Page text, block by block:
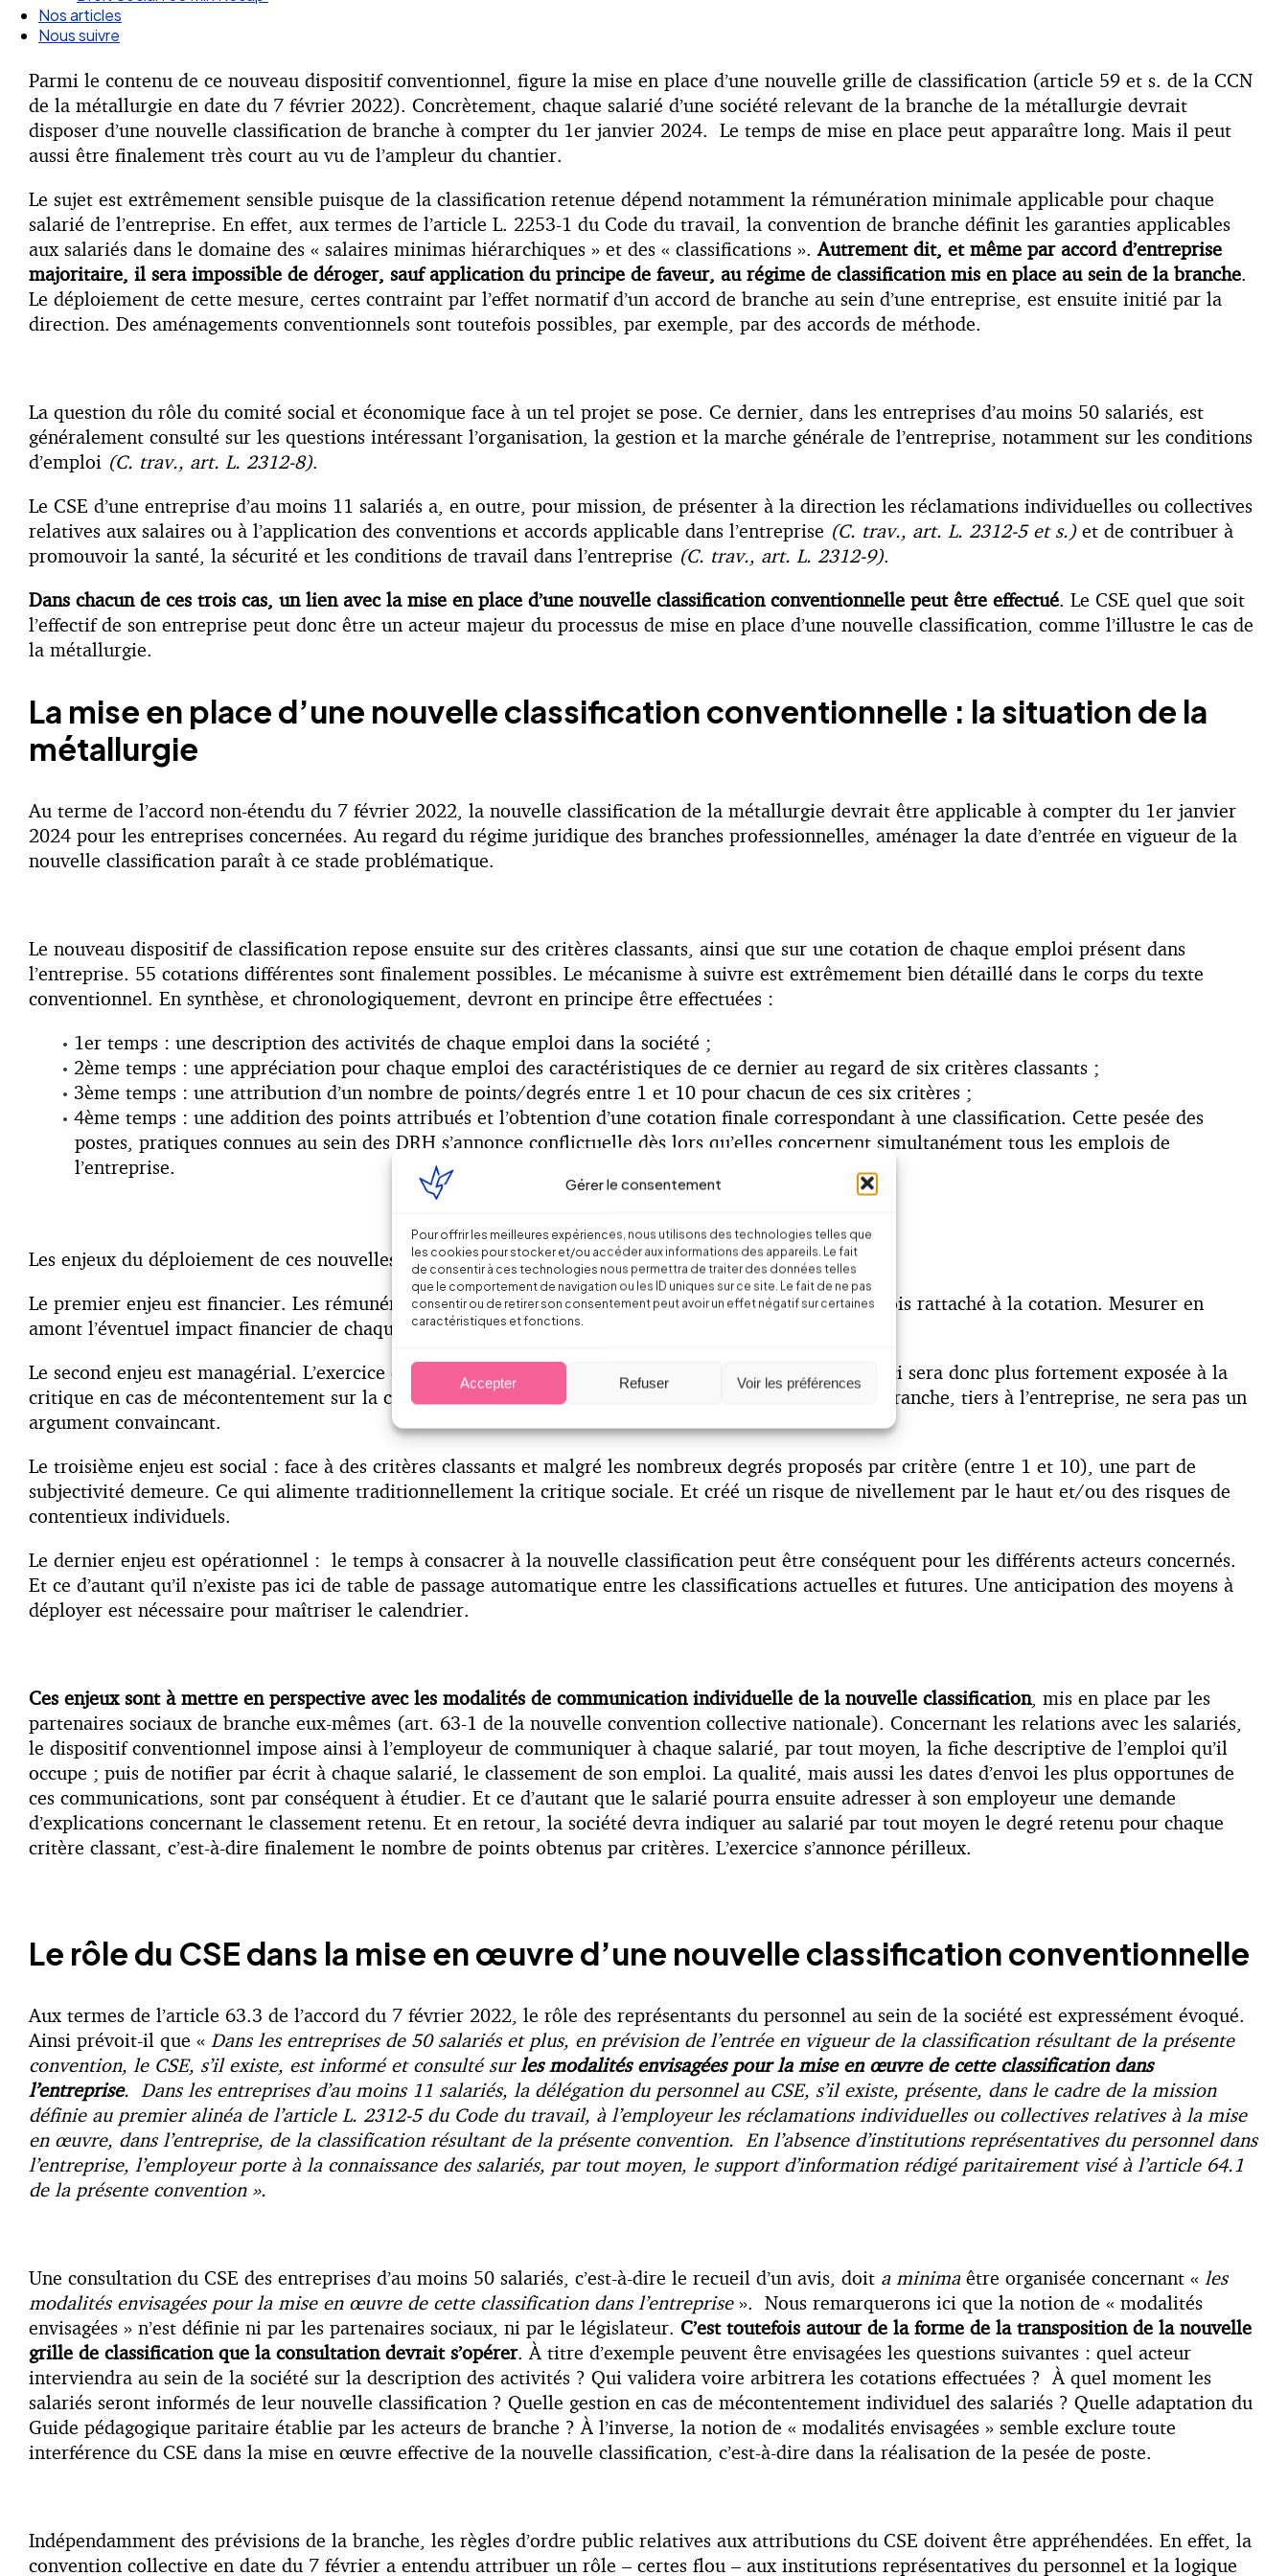
Gérer le consentement
Pour offrir les meilleures expériences, nous utilisons des technologies telles que
les cookies pour stocker et/ou accéder aux informations des appareils. Le fait
de consentir à ces technologies nous permettra de traiter des données telles
que le comportement de navigation ou les ID uniques sur ce site. Le fait de ne pas
consentir ou de retirer son consentement peut avoir un effet négatif sur certaines
caractéristiques et fonctions.
Accepter Refuser Voir les préférences
Nous suivre
Parmi le contenu de ce nouveau dispositif conventionnel, figure la mise en place d’une nouvelle grille de classification (article 59 et s. de la CCN
de la métallurgie en date du 7 février 2022). Concrètement, chaque salarié d’une société relevant de la branche de la métallurgie devrait
disposer d’une nouvelle classification de branche à compter du 1er janvier 2024. Le temps de mise en place peut apparaître long. Mais il peut
aussi être finalement très court au vu de l’ampleur du chantier.
Le sujet est extrêmement sensible puisque de la classification retenue dépend notamment la rémunération minimale applicable pour chaque
salarié de l’entreprise. En effet, aux termes de l’article L. 2253-1 du Code du travail, la convention de branche définit les garanties applicables
aux salariés dans le domaine des « salaires minimas hiérarchiques » et des « classifications ».Autrement dit, et même par accord d’entreprise
majoritaire, il sera impossible de déroger, sauf application du principe de faveur, au régime de classification mis en place au sein de la branche.
Le déploiement de cette mesure, certes contraint par l’effet normatif d’un accord de branche au sein d’une entreprise, est ensuite initié par la
direction. Des aménagements conventionnels sont toutefois possibles, par exemple, par des accords de méthode.
La question du rôle du comité social et économique face à un tel projet se pose. Ce dernier, dans les entreprises d’au moins 50 salariés, est
généralement consulté sur les questions intéressant l’organisation, la gestion et la marche générale de l’entreprise, notamment sur les conditions
d’emploi (C. trav., art. L. 2312-8).
Le CSE d’une entreprise d’au moins 11 salariés a, en outre, pour mission, de présenter à la direction les réclamations individuelles ou collectives
relatives aux salaires ou à l’application des conventions et accords applicable dans l’entreprise (C. trav., art. L. 2312-5 et s.)et de contribuer à
promouvoir la santé, la sécurité et les conditions de travail dans l’entreprise (C. trav., art. L. 2312-9).
Dans chacun de ces trois cas, un lien avec la mise en place d’une nouvelle classification conventionnelle peut être effectué. Le CSE quel que soit
l’effectif de son entreprise peut donc être un acteur majeur du processus de mise en place d’une nouvelle classification, comme l’illustre le cas de
la métallurgie.
La mise en place d’une nouvelle classification conventionnelle : la situation de la
métallurgie
Au terme de l’accord non-étendu du 7 février 2022, la nouvelle classification de la métallurgie devrait être applicable à compter du 1er janvier
2024 pour les entreprises concernées. Au regard du régime juridique des branches professionnelles, aménager la date d’entrée en vigueur de la
nouvelle classification paraît à ce stade problématique.
Le nouveau dispositif de classification repose ensuite sur des critères classants, ainsi que sur une cotation de chaque emploi présent dans
l’entreprise. 55 cotations différentes sont finalement possibles. Le mécanisme à suivre est extrêmement bien détaillé dans le corps du texte
conventionnel. En synthèse, et chronologiquement, devront en principe être effectuées :
1er temps : une description des activités de chaque emploi dans la société ;
2ème temps : une appréciation pour chaque emploi des caractéristiques de ce dernier au regard de six critères classants ;
3ème temps : une attribution d’un nombre de points/degrés entre 1 et 10 pour chacun de ces six critères ;
4ème temps : une addition des points attribués et l’obtention d’une cotation finale correspondant à une classification. Cette pesée des
postes, pratiques connues au sein des DRH s’annonce conflictuelle dès lors qu’elles concernent simultanément tous les emplois de
l’entreprise.
Les enjeux du déploiement de ces nouvelles classifications sont multiples dans les entreprises.
Le premier enjeu est financier. Les rémunérations minimales applicables dépendent du groupe d’emplois rattaché à la cotation. Mesurer en
amont l’éventuel impact financier de chaque cotation effectuée paraît donc opportun.
Le second enjeu est managérial. L’exercice de cotation est initié par la direction de l’entreprise. Celle-ci sera donc plus fortement exposée à la
critique en cas de mécontentement sur la classification retenue. Être contraint par un mécanisme de branche, tiers à l’entreprise, ne sera pas un
argument convaincant.
Le troisième enjeu est social : face à des critères classants et malgré les nombreux degrés proposés par critère (entre 1 et 10), une part de
subjectivité demeure. Ce qui alimente traditionnellement la critique sociale. Et créé un risque de nivellement par le haut et/ou des risques de
contentieux individuels.
Le dernier enjeu est opérationnel : le temps à consacrer à la nouvelle classification peut être conséquent pour les différents acteurs concernés.
Et ce d’autant qu’il n’existe pas ici de table de passage automatique entre les classifications actuelles et futures. Une anticipation des moyens à
déployer est nécessaire pour maîtriser le calendrier.
Ces enjeux sont à mettre en perspective avec les modalités de communication individuelle de la nouvelle classification, mis en place par les
partenaires sociaux de branche eux-mêmes (art. 63-1 de la nouvelle convention collective nationale). Concernant les relations avec les salariés,
le dispositif conventionnel impose ainsi à l’employeur de communiquer à chaque salarié, par tout moyen, la fiche descriptive de l’emploi qu’il
occupe ; puis de notifier par écrit à chaque salarié, le classement de son emploi. La qualité, mais aussi les dates d’envoi les plus opportunes de
ces communications, sont par conséquent à étudier. Et ce d’autant que le salarié pourra ensuite adresser à son employeur une demande
d’explications concernant le classement retenu. Et en retour, la société devra indiquer au salarié par tout moyen le degré retenu pour chaque
critère classant, c’est-à-dire finalement le nombre de points obtenus par critères. L’exercice s’annonce périlleux.
Le rôle du CSE dans la mise en œuvre d’une nouvelle classification conventionnelle
Aux termes de l’article 63.3 de l’accord du 7 février 2022, le rôle des représentants du personnel au sein de la société est expressément évoqué.
Ainsi prévoit-il que « Dans les entreprises de 50 salariés et plus, en prévision de l’entrée en vigueur de la classification résultant de la présente
convention, le CSE, s’il existe, est informé et consulté surles modalités envisagées pour la mise en œuvre de cette classification dans
l’entreprise. Dans les entreprises d’au moins 11 salariés, la délégation du personnel au CSE, s’il existe, présente, dans le cadre de la mission
définie au premier alinéa de l’article L. 2312-5 du Code du travail, à l’employeur les réclamations individuelles ou collectives relatives à la mise
en œuvre, dans l’entreprise, de la classification résultant de la présente convention. En l’absence d’institutions représentatives du personnel dans
l’entreprise, l’employeur porte à la connaissance des salariés, par tout moyen, le support d’information rédigé paritairement visé à l’article 64.1
de la présente convention ».
Une consultation du CSE des entreprises d’au moins 50 salariés, c’est-à-dire le recueil d’un avis, doit a minimaêtre organisée concernant « les
modalités envisagées pour la mise en œuvre de cette classification dans l’entreprise ». Nous remarquerons ici que la notion de « modalités
envisagées » n’est définie ni par les partenaires sociaux, ni par le législateur. C’est toutefois autour de la forme de la transposition de la nouvelle
grille de classification que la consultation devrait s’opérer. À titre d’exemple peuvent être envisagées les questions suivantes : quel acteur
interviendra au sein de la société sur la description des activités ? Qui validera voire arbitrera les cotations effectuées ? À quel moment les
salariés seront informés de leur nouvelle classification ? Quelle gestion en cas de mécontentement individuel des salariés ? Quelle adaptation du
Guide pédagogique paritaire établie par les acteurs de branche ? À l’inverse, la notion de « modalités envisagées » semble exclure toute
interférence du CSE dans la mise en œuvre effective de la nouvelle classification, c’est-à-dire dans la réalisation de la pesée de poste.
Indépendamment des prévisions de la branche, les règles d’ordre public relatives aux attributions du CSE doivent être appréhendées. En effet, la
convention collective en date du 7 février a entendu attribuer un rôle – certes flou – aux institutions représentatives du personnel et la logique